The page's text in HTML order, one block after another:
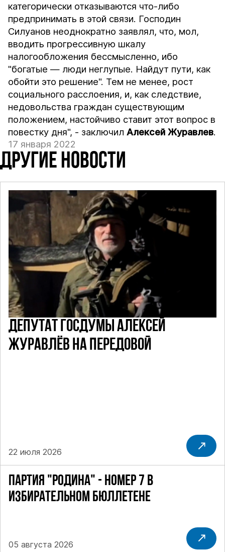
категорически отказываются что-либо
предпринимать в этой связи. Господин
Силуанов неоднократно заявлял, что, мол,
вводить прогрессивную шкалу
налогообложения бессмысленно, ибо
"богатые — люди неглупые. Найдут пути, как
обойти это решение". Тем не менее, рост
социального расслоения, и, как следствие,
недовольства граждан существующим
положением, настойчиво ставит этот вопрос в
повестку дня", - заключилАлексей Журавлев.
17 января 2022
ДРУГИЕ НОВОСТИ
ПАРТИЯ "РОДИНА" - НОМЕР 7 В
ИЗБИРАТЕЛЬНОМ БЮЛЛЕТЕНЕ
05 августа 2026
ДЕПУТАТ ГОСДУМЫ АЛЕКСЕЙ
ЖУРАВЛЁВ НА ПЕРЕДОВОЙ
22 июля 2026